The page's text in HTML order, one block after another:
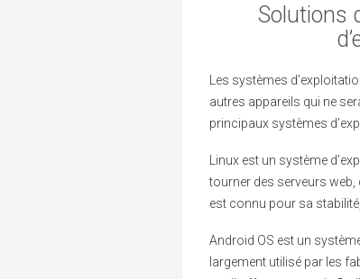
Solutions
Les systèmes
autres appareils qui ne
principaux systèmes
Linux est un système
tourner des serveurs web,
est connu pour sa
Android OS est un
largement utilisé par les